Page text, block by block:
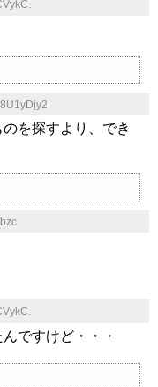
を探すより、でき
ですけど・・・